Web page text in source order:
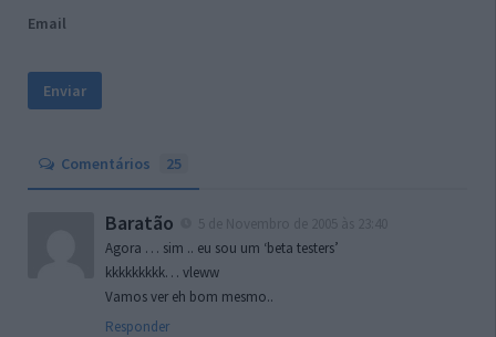
Email
Comentários 25
Baratão
Agora … sim .. eu sou um ‘beta testers’
kkkkkkkkk… vleww
Vamos ver eh bom mesmo..
Responder